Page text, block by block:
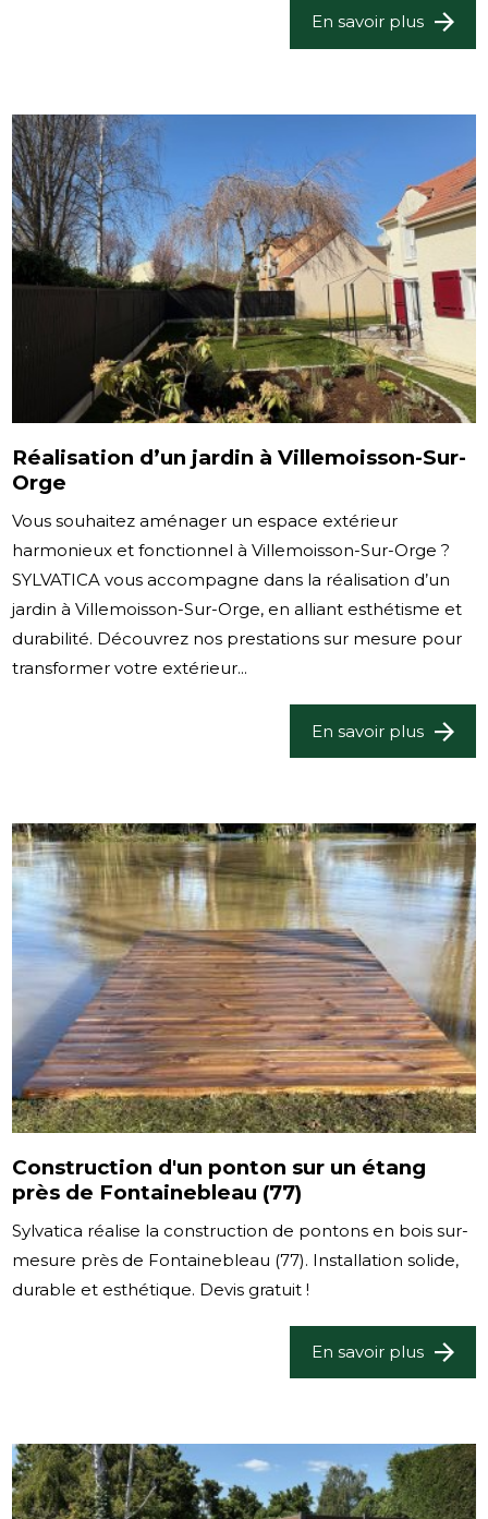
En savoir plus
Réalisation d’un jardin à Villemoisson-Sur-
Orge
Vous souhaitez aménager un espace extérieur
harmonieux et fonctionnel à Villemoisson-Sur-Orge ?
SYLVATICA vous accompagne dans la réalisation d’un
jardin à Villemoisson-Sur-Orge, en alliant esthétisme et
durabilité. Découvrez nos prestations sur mesure pour
transformer votre extérieur...
En savoir plus
Construction d'un ponton sur un étang
près de Fontainebleau (77)
Sylvatica réalise la construction de pontons en bois sur-
mesure près de Fontainebleau (77). Installation solide,
durable et esthétique. Devis gratuit !
En savoir plus